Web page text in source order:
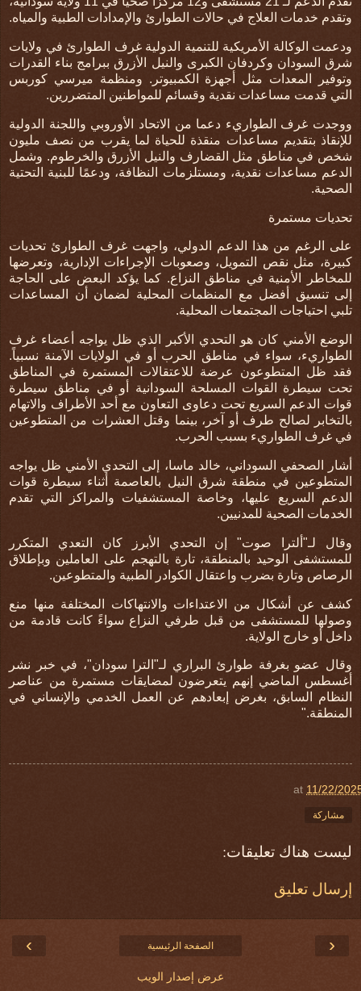
وتقدم خدمات العلاج في حالات الطوارئ والإمدادات الطبية والمياه.
ودعمت الوكالة الأمريكية للتنمية الدولية غرف الطوارئ في ولايات
شرق السودان وكردفان الكبرى والنيل الأزرق ببرامج بناء القدرات
وتوفير المعدات مثل أجهزة الكمبيوتر. ومنظمة ميرسي كوربس
التي قدمت مساعدات نقدية وقسائم للمواطنين المتضررين.
ووجدت غرف الطواريء دعما من الاتحاد الأوروبي واللجنة الدولية
للإنقاذ بتقديم مساعدات منقذة للحياة لما يقرب من نصف مليون
شخص في مناطق مثل القضارف والنيل الأزرق والخرطوم. وشمل
الدعم مساعدات نقدية، ومستلزمات النظافة، ودعمًا للبنية التحتية
الصحية.
تحديات مستمرة
على الرغم من هذا الدعم الدولي، واجهت غرف الطوارئ تحديات
كبيرة، مثل نقص التمويل، وصعوبات الإجراءات الإدارية، وتعرضها
للمخاطر الأمنية في مناطق النزاع. كما يؤكد البعض على الحاجة
إلى تنسيق أفضل مع المنظمات المحلية لضمان أن المساعدات
تلبي احتياجات المجتمعات المحلية.
الوضع الأمني كان هو التحدي الأكبر الذي ظل يواجه أعضاء غرف
الطواريء، سواء في مناطق الحرب أو في الولايات الآمنة نسبياً.
فقد ظل المتطوعون عرضة للاعتقالات المستمرة في المناطق
تحت سيطرة القوات المسلحة السودانية أو في مناطق سيطرة
قوات الدعم السريع تحت دعاوى التعاون مع أحد الأطراف والاتهام
بالتخابر لصالح طرف أو آخر، بينما وقتل العشرات من المتطوعين
في غرف الطواريء بسبب الحرب.
أشار الصحفي السوداني، خالد ماسا، إلى التحدي الأمني ظل يواجه
المتطوعين في منطقة شرق النيل بالعاصمة أثناء سيطرة قوات
الدعم السريع عليها، وخاصة المستشفيات والمراكز التي تقدم
الخدمات الصحية للمدنيين.
وقال لـ"ألترا صوت" إن التحدي الأبرز كان التعدي المتكرر
للمستشفى الوحيد بالمنطقة، تارة بالتهجم على العاملين وبإطلاق
الرصاص وتارة بضرب واعتقال الكوادر الطبية والمتطوعين.
كشف عن أشكال من الاعتداءات والانتهاكات المختلفة منها منع
وصولها للمستشفى من قبل طرفي النزاع سواءً كانت قادمة من
داخل أو خارج الولاية.
وقال عضو بغرفة طوارئ البراري لـ"الترا سودان"، في خبر نشر
أغسطس الماضي إنهم يتعرضون لمضايقات مستمرة من عناصر
النظام السابق، بغرض إبعادهم عن العمل الخدمي والإنساني في
المنطقة".
at 11/22/
مشاركة
ليست هناك تعليقات:
إرسال تعليق
‹
› الصفحة الرئيسية
عرض إصدار الويب